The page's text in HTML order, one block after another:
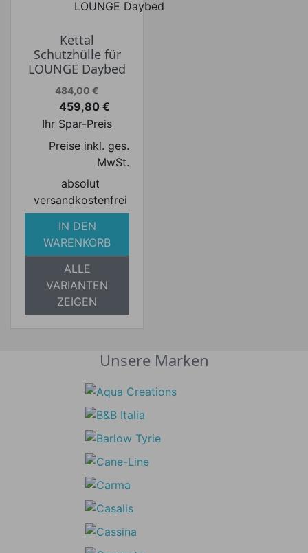
Kettal
Schutzhülle für
LOUNGE Daybed
Verkaufspreis
484,00 €
Preis
459,80 €
Ihr Spar-Preis
Preise inkl. ges.
MwSt.
absolut
versandkostenfrei
IN DEN
WARENKORB
ALLE
VARIANTEN
ZEIGEN
Unsere Marken